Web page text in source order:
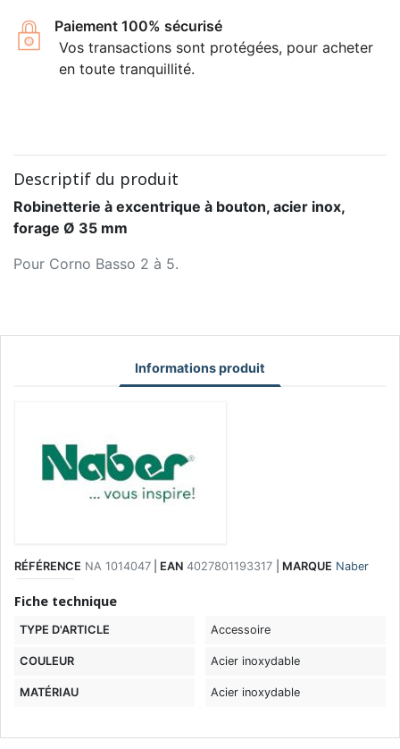
Paiement 100% sécurisé
Vos transactions sont protégées, pour acheter
en toute tranquillité.
Descriptif du produit
Robinetterie à excentrique à bouton, acier inox,
forage Ø 35 mm
Pour Corno Basso 2 à 5.
Informations produit
RÉFÉRENCE NA 1014047 EAN 4027801193317 MARQUE Naber
Fiche technique
TYPE D'ARTICLE Accessoire
COULEUR Acier inoxydable
MATÉRIAU Acier inoxydable